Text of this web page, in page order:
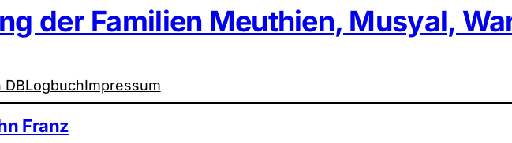
der Familien Meuthien, Musyal,
DBLogbuchImpressum
Franz